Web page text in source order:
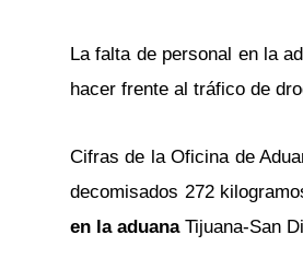
La falta de personal en la
hacer frente al tráfico de
Cifras de la Oficina de
decomisados 272
en la aduanaTijuana-San